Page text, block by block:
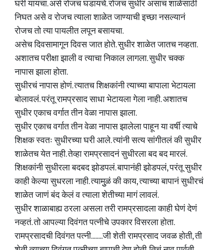
घरी यायचा. असे रोजच घडायचे. रोजच सुधीर असाच शाळेसाठी
निघत असे व रोजच त्याला शाळेत जाण्याची इच्छा नसल्यानं
रोजच तो त्या पायलीत लपून बसायचा.
असेच दिवसामागून दिवस जात होते. सुधीर शाळेत जातच नव्हता.
अशातच परीक्षा झाली व त्याचा निकाल लागला. सुधीर चक्क
नापास झाला होता.
सुधीरचं नापास होणं. त्यातच शिक्षकांनी त्याच्या बापाला भेटायला
बोलावलं. परंतू रामप्रसाद साधा भेटायला गेला नाही. अशातच
सुधीर एकाच वर्गात तीन वेळा नापास झाला.
सुधीर एकाच वर्गात तीन वेळा नापास झालेला पाहून या वर्षी त्याचे
शिक्षक स्वतः सुधीरच्या घरी आले. त्यांनी सत्य सांगीतलं की सुधीर
शाळेतच येत नाही. तेव्हा रामप्रसादनं सुधीरला बद बद मारलं.
शिक्षकांनी सुधीरला बदबद झोडपलं. बापानंही झोडपलं, परंतू सुधीर
काही केल्या सुधरला नाही. त्यामुुळं की काय, त्याच्या बापानं सुधीरचं
शाळेत जाणं बंद केलं व त्याला शेतीच्या मागं लावलं.
सुधीर शाळाबाह्य ठरला असला तरी रामप्रसादला काही घेणं देणं
नव्हतं. तो आपल्या दिवंगत पत्नीचे उपकार विसरला होता.
रामप्रसादची दिवंगत पत्नी........जी शेती रामप्रसाद जवळ होती, ती